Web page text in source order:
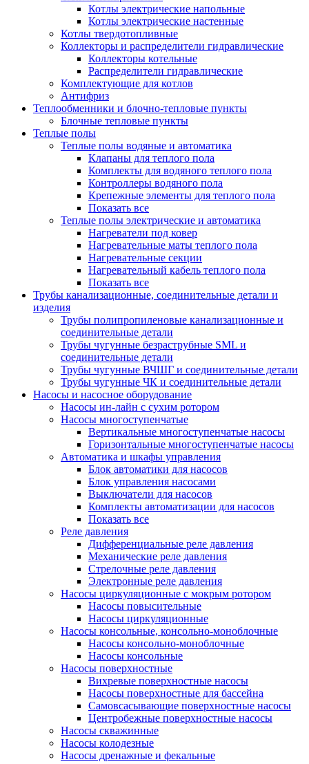
Котлы электрические напольные
Котлы электрические настенные
Котлы твердотопливные
Коллекторы и распределители гидравлические
Коллекторы котельные
Распределители гидравлические
Комплектующие для котлов
Антифриз
Теплообменники и блочно-тепловые пункты
Блочные тепловые пункты
Теплые полы
Теплые полы водяные и автоматика
Клапаны для теплого пола
Комплекты для водяного теплого пола
Контроллеры водяного пола
Крепежные элементы для теплого пола
Показать все
Теплые полы электрические и автоматика
Нагреватели под ковер
Нагревательные маты теплого пола
Нагревательные секции
Нагревательный кабель теплого пола
Показать все
Трубы канализационные, соединительные детали и
изделия
Трубы полипропиленовые канализационные и
соединительные детали
Трубы чугунные безраструбные SML и
соединительные детали
Трубы чугунные ВЧШГ и соединительные детали
Трубы чугунные ЧК и соединительные детали
Насосы и насосное оборудование
Насосы ин-лайн с сухим ротором
Насосы многоступенчатые
Вертикальные многоступенчатые насосы
Горизонтальные многоступенчатые насосы
Автоматика и шкафы управления
Блок автоматики для насосов
Блок управления насосами
Выключатели для насосов
Комплекты автоматизации для насосов
Показать все
Реле давления
Дифференциальные реле давления
Механические реле давления
Стрелочные реле давления
Электронные реле давления
Насосы циркуляционные с мокрым ротором
Насосы повысительные
Насосы циркуляционные
Насосы консольные, консольно-моноблочные
Насосы консольно-моноблочные
Насосы консольные
Насосы поверхностные
Вихревые поверхностные насосы
Насосы поверхностные для бассейна
Самовсасывающие поверхностные насосы
Центробежные поверхностные насосы
Насосы скважинные
Насосы колодезные
Насосы дренажные и фекальные